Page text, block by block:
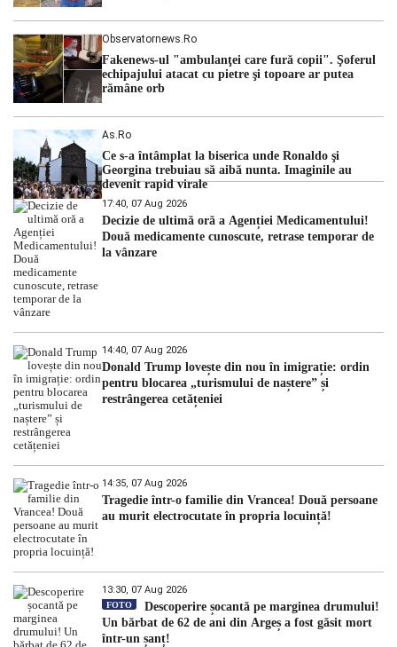
Observatornews.ro
Fakenews-ul "ambulanţei care fură copii". Şoferul
echipajului atacat cu pietre şi topoare ar putea
rămâne orb
As.ro
Ce s-a întâmplat la biserica unde Ronaldo şi
Georgina trebuiau să aibă nunta. Imaginile au
devenit rapid virale
17:40, 07 Aug 2026
Decizie de ultimă oră a Agenției Medicamentului!
Două medicamente cunoscute, retrase temporar de
la vânzare
14:40, 07 Aug 2026
Donald Trump lovește din nou în imigrație: ordin
pentru blocarea „turismului de naștere” și
restrângerea cetățeniei
14:35, 07 Aug 2026
Tragedie într-o familie din Vrancea! Două persoane
au murit electrocutate în propria locuință!
13:30, 07 Aug 2026
FOTO
Descoperire șocantă pe marginea drumului!
Un bărbat de 62 de ani din Argeș a fost găsit mort
într-un șanț!